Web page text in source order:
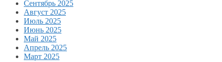
Сентябрь 2025
Август 2025
Июль 2025
Июнь 2025
Май 2025
Апрель 2025
Март 2025